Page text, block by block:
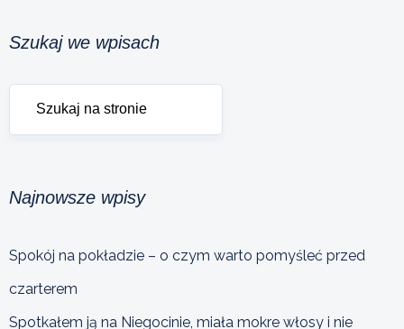
Szukaj we wpisach
Najnowsze wpisy
Spokój na pokładzie – o czym warto pomyśleć przed
czarterem
Spotkałem ją na Niegocinie, miała mokre włosy i nie